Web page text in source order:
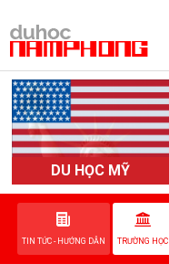
DU HỌC MỸ
TIN TỨC - HƯỚNG DẪN TRƯỜNG HỌC
TRANG CHỦ
QUỐC GIA
EVENTS
DỊCH VỤ
VỀ NAM PHONG